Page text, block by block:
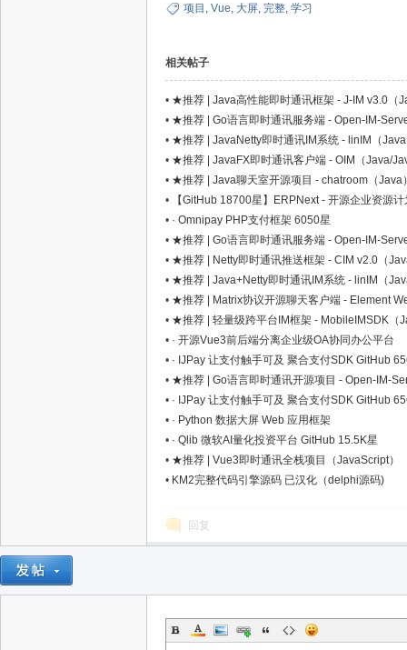
项目 , Vue, 大屏, 完整, 学习
相关帖子
• ★推荐 | Java高性能即时通讯框架 - J-IM v3.0（
• ★推荐 | Go语言即时通讯服务端 - Open-IM-
• ★推荐 | JavaNetty即时通讯IM系统 - linIM（
• ★推荐 | JavaFX即时通讯客户端 - OIM（Java/
• ★推荐 | Java聊天室开源项目 - chatroom（Java
•
【GitHub 18700星】ERPNext - 开源企业资源
• · Omnipay PHP支付框架 6050星
• ★推荐 | Go语言即时通讯服务端 - Open-IM-
• ★推荐 | Netty即时通讯推送框架 - CIM v2.0（
• ★推荐 | Java+Netty即时通讯IM系统 - linIM（
• ★推荐 | Matrix协议开源聊天客户端 - Element
• ★推荐 | 轻量级跨平台IM框架 - MobileIMSDK（
• · 开源Vue3前后端分离企业级OA协同办公平台
• · IJPay 让支付触手可及 聚合支付SDK GitHub
• ★推荐 | Go语言即时通讯开源项目 - Open-IM-
• · IJPay 让支付触手可及 聚合支付SDK GitHub
• · Python 数据大屏 Web 应用框架
• · Qlib 微软AI量化投资平台 GitHub 15.5K星
• ★推荐 | Vue3即时通讯全栈项目（JavaScript）
• KM2完整代码引擎源码 已汉化（delphi源码)
回复